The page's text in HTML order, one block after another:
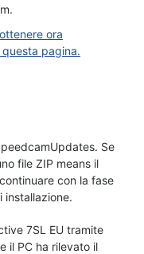
ora
pagina.
Se
file ZIP means il
con la fase
installazione.
7SL EU tramite
il PC ha rilevato il